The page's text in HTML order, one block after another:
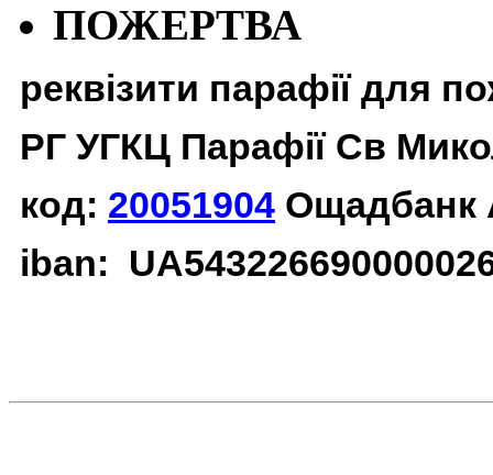
ПОЖЕРТВА
реквізити парафії для
РГ УГКЦ Парафії Св
код: 20051904 Ощадбанк
iban: